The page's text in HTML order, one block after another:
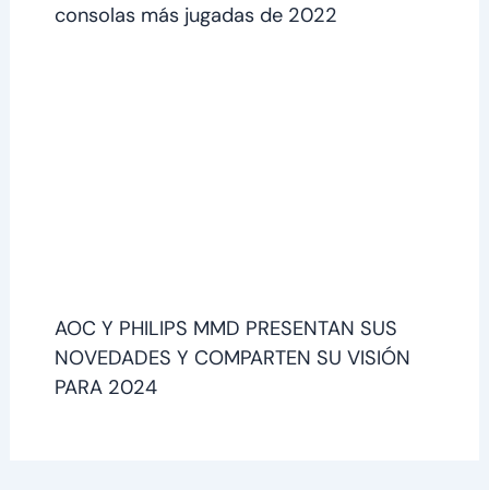
consolas más jugadas de 2022
AOC Y PHILIPS MMD PRESENTAN SUS
NOVEDADES Y COMPARTEN SU VISIÓN
PARA 2024